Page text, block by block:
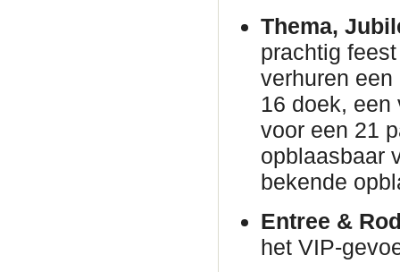
Thema,
prachtig
verhuren
16 doek, een
voor een 21
opblaasbaar
bekende
Entree &
het VIP-